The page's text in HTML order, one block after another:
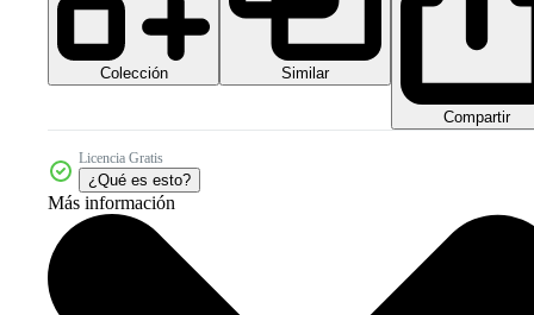
Colección Similar
Compartir
Licencia Gratis
¿Qué es esto?
Más información